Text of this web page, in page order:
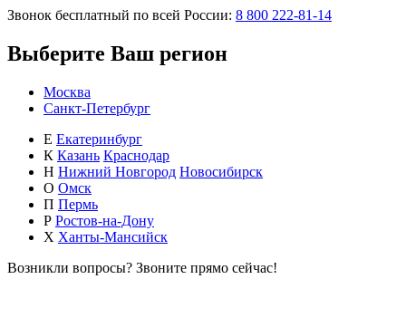
Звонок бесплатный по всей России: 8 800 222-81-14
Выберите Ваш регион
Москва
Санкт-Петербург
Е Екатеринбург
К Казань Краснодар
Н Нижний Новгород Новосибирск
О Омск
П Пермь
Р Ростов-на-Дону
Х Ханты-Мансийск
Возникли вопросы? Звоните прямо сейчас!